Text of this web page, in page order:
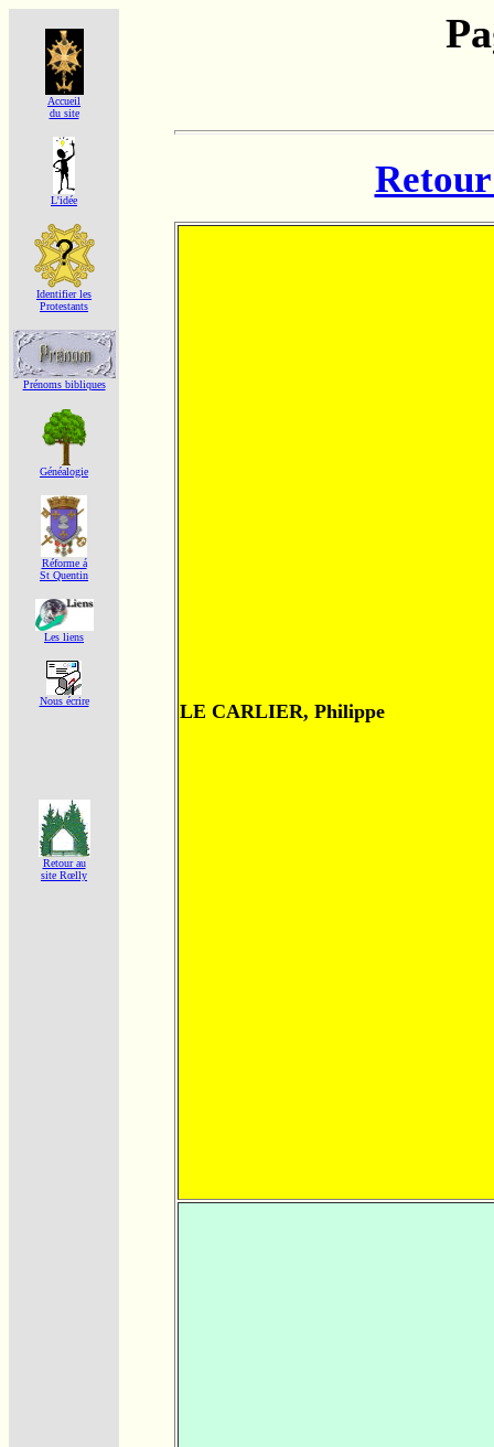
Accueil
du site
L'idée
Identifier les
Protestants
Prénoms bibliques
Généalogie
Réforme á
St Quentin
Les liens
Nous écrire
Retour au
site Rœlly
LE CARLIER, Philippe